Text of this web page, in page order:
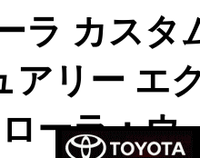
ラ カス
アリー エ
ーラ：ウ